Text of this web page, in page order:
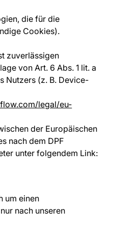
die für die
Cookies).
zuverlässigen
von Art. 6 Abs. 1 lit. a
Nutzers (z. B. Device-
legal/eu-
der Europäischen
nach dem DPF
unter folgendem Link:
um einen
nach unseren